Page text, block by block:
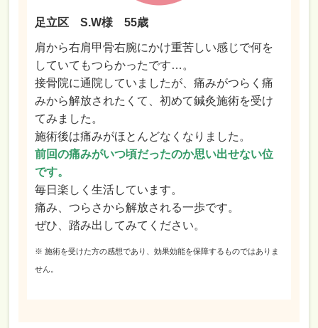
足立区 S.W様 55歳
肩から右肩甲骨右腕にかけ重苦しい感じで何を
していてもつらかったです…。
接骨院に通院していましたが、痛みがつらく痛
みから解放されたくて、初めて鍼灸施術を受け
てみました。
施術後は痛みがほとんどなくなりました。
前回の痛みがいつ頃だったのか思い出せない位
です。
毎日楽しく生活しています。
痛み、つらさから解放される一歩です。
ぜひ、踏み出してみてください。
※ 施術を受けた方の感想であり、効果効能を保障するものではありま
せん。